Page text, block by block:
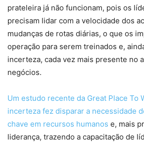
prateleira já não funcionam, pois os
precisam lidar com a velocidade dos
mudanças de rotas diárias, o que os
operação para serem treinados e,
incerteza, cada vez mais presente no
negócios.
Um estudo recente da Great Place To
incerteza fez disparar a necessidade
chave em recursos humanos e, mais
liderança, trazendo a capacitação de